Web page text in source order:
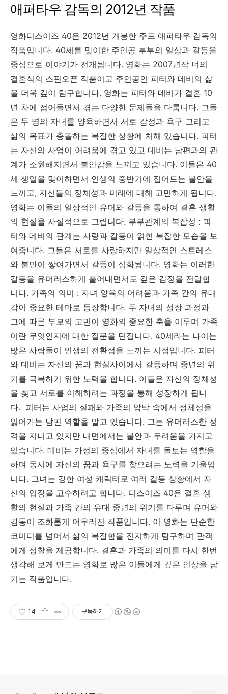
애퍼타우 감독의 2012년 작품
영화디스이즈 40은 2012년 개봉한 주드 애퍼타우 감독의
작품입니다. 40세를 맞이한 주인공 부부의 일상과 갈등을
중심으로 이야기가 전개됩니다. 영화는 2007년작 너의
결혼식의 스핀오픈 작품이고 주인공인 피터와 데비의 삶
을 더욱 깊이 탐구합니다. 영화는 피터와 데비가 결혼 10
년 차에 접어들면서 겪는 다양한 문제들을 다룹니다. 그들
은 두 명의 자녀를 양육하면서 서로 감정과 욕구 그리고
삶의 목표가 충돌하는 복잡한 상황에 처해 있습니다. 피터
는 자신의 사업이 어려움에 겪고 있고 데비는 남편과의 관
계가 소원해지면서 불안감을 느끼고 있습니다. 이들은 40
세 생일을 맞이하면서 인생의 중반기에 접어드는 불안을
느끼고, 자신들의 정체성과 미래에 대해 고민하게 됩니다.
영화는 이들의 일상적인 유머와 갈등을 통하여 결혼 생활
의 현실을 사실적으로 그립니다. 부부관계의 복잡성 : 피
터와 데비의 관계는 사랑과 갈등이 얽힌 복잡한 모습을 보
여줍니다. 그들은 서로를 사랑하지만 일상적인 스트레스
와 불만이 쌓여가면서 갈등이 심화됩니다. 영화는 이러한
갈등을 유머러스하게 풀어내면서도 깊은 감정을 전달합
니다. 가족의 의미 : 자녀 양육의 어려움과 가족 간의 유대
감이 중요한 테마로 등장합니다. 두 자녀의 성장 과정과
그에 따른 부모의 고민이 영화의 중요한 축을 이루며 가족
이란 무엇인지에 대한 질문을 던집니다. 40세라는 나이는
많은 사람들이 인생의 전환점을 느끼는 시점입니다. 피터
와 데비는 자신의 꿈과 현실사이에서 갈등하며 중년의 위
기를 극복하기 위한 노력을 합니다. 이들은 자신의 정체성
을 찾고 서로를 이해하려는 과정을 통해 성장하게 됩니
다. 피터는 사업의 실패와 가족의 압박 속에서 정체성을
잃어가는 남편 역할을 맡고 있습니다. 그는 유머러스한 성
격을 지니고 있지만 내면에서는 불안과 두려움을 가지고
있습니다. 데비는 가정의 중심에서 자녀를 돌보는 역할을
하며 동시에 자신의 꿈과 욕구를 찾으려는 노력을 기울입
니다. 그녀는 강한 여성 캐릭터로 여러 갈등 상황에서 자
신의 입장을 고수하려고 합니다. 디스이즈 40은 결혼 생
활의 현실과 가족 간의 유대 중년의 위기를 다루며 유머와
감동이 조화롭게 어우러진 작품입니다. 이 영화는 단순한
코미디를 넘어서 삶의 복잡함을 진지하게 탐구하며 관객
에게 성찰을 제공합니다. 결혼과 가족의 의미를 다시 한번
생각해 보게 만드는 영화로 많은 이들에게 깊은 인상을 남
기는 작품입니다.
14 구독하기